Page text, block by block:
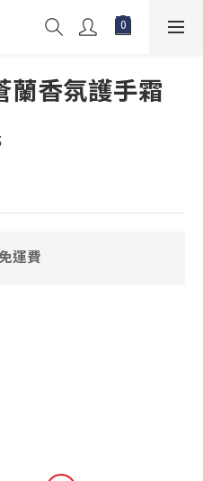
香氛護手霜
運費